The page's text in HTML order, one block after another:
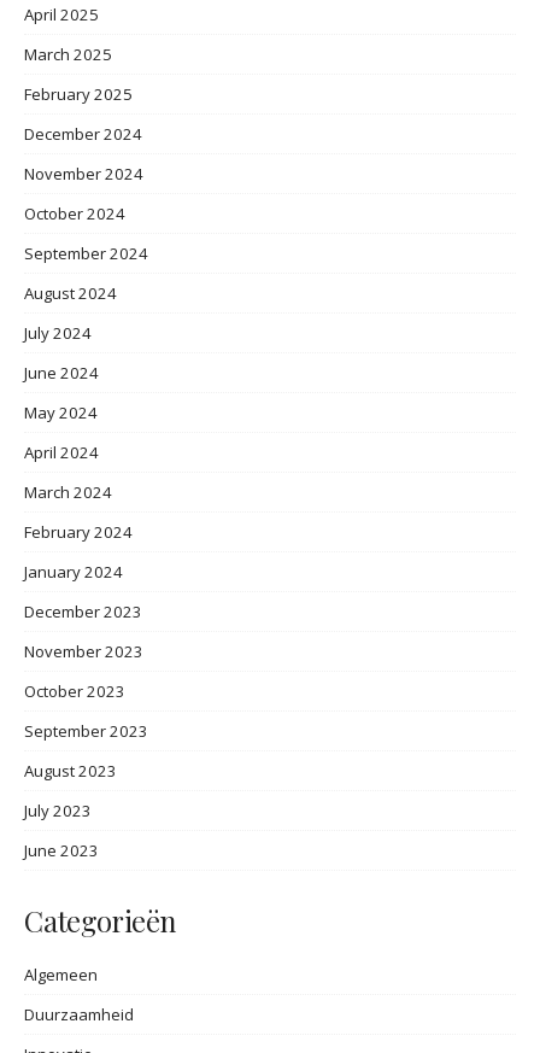
April 2025
March 2025
February 2025
December 2024
November 2024
October 2024
September 2024
August 2024
July 2024
June 2024
May 2024
April 2024
March 2024
February 2024
January 2024
December 2023
November 2023
October 2023
September 2023
August 2023
July 2023
June 2023
Categorieën
Algemeen
Duurzaamheid